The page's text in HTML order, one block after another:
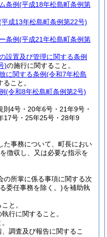
条例(平成18年松島町条例第
平成13年松島町条例第22号)
条例(平成21年松島町条例第
設置及び管理に関する条例
)の施行に関すること。
に関する条例(令和7年松島
こと。
(令和8年松島町条例第2号)
4号・20年6号・21年9号・
17号・25年25号・28年9
た事務について、町長におい
徴収し、又は必要な指示を
の所掌に係る事項に関する次
委任事務を除く。)を補助執
と。
行に関すること。
調査及び報告に関するこ